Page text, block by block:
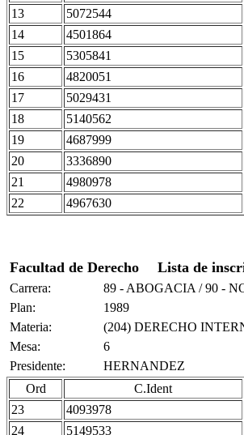
13 5072544
14 4501864
15 5305841
16 4820051
17 5029431
18 5140562
19 4687999
20 3336890
21 4980978
22 4967630
Facultad de Derecho Lista de
Carrera:
89 - ABOGACIA / 90 -
Plan:
1989
Materia:
(204) DERECHO
Mesa:
6
Presidente:
HERNANDEZ
Ord
C.Ident
23
4093978
24 5149533